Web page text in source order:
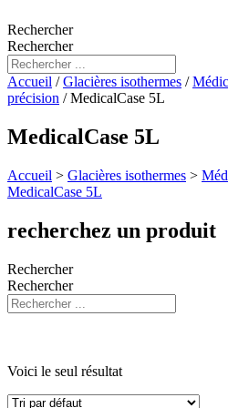
Rechercher
Rechercher
Accueil /Glacières isothermes /
précision / MedicalCase 5L
MedicalCase 5L
Accueil > Glacières isothermes >
MedicalCase 5L
recherchez un produit
Rechercher
Rechercher
Voici le seul résultat